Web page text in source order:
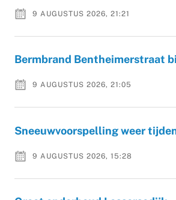
9 AUGUSTUS 2026, 21:21
Bermbrand Bentheimerstraat
9 AUGUSTUS 2026, 21:05
Sneeuwvoorspelling weer
9 AUGUSTUS 2026, 15:28